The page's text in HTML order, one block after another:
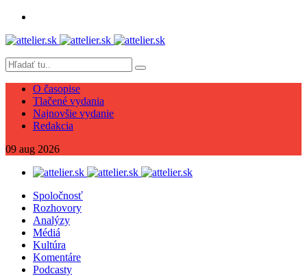
O časopise
Tlačené vydania
Najnovšie vydanie
Redakcia
09 aug 2026
Spoločnosť
Rozhovory
Analýzy
Médiá
Kultúra
Komentáre
Podcasty